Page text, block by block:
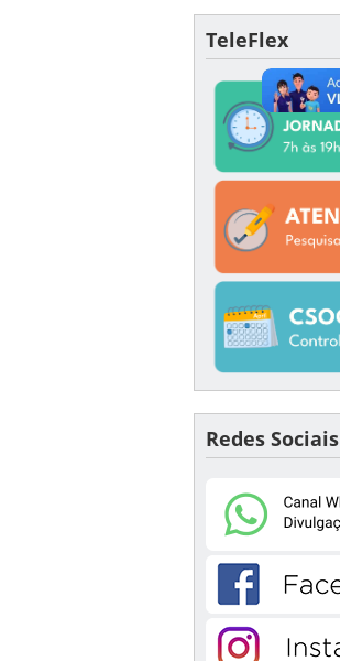
TeleFlex
Redes Sociais